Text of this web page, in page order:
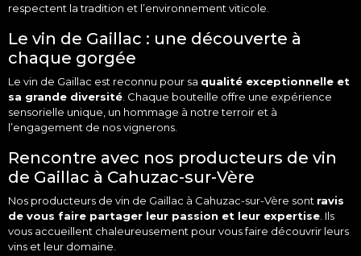
respectent la tradition et l’environnement viticole
Le vin de Gaillac : une découverte à
chaque gorgée
Le vin de Gaillac est reconnu pour sa qualité exceptionnelle et
sa grande diversité . Chaque bouteille offre une expérience
sensorielle unique, un hommage à notre terroir et à
l’engagement de nos vignerons.
Rencontre avec nos producteurs de vin
de Gaillac à Cahuzac-sur-Vère
Nos producteurs de vin de Gaillac à Cahuzac-sur-Vère sont ravis
de vous faire partager leur passion et leur expertise . Ils
vous accueillent chaleureusement pour vous faire découvrir leurs
vins et leur domaine